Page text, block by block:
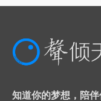
知道你的梦想，陪